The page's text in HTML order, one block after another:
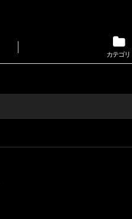
カテゴリ